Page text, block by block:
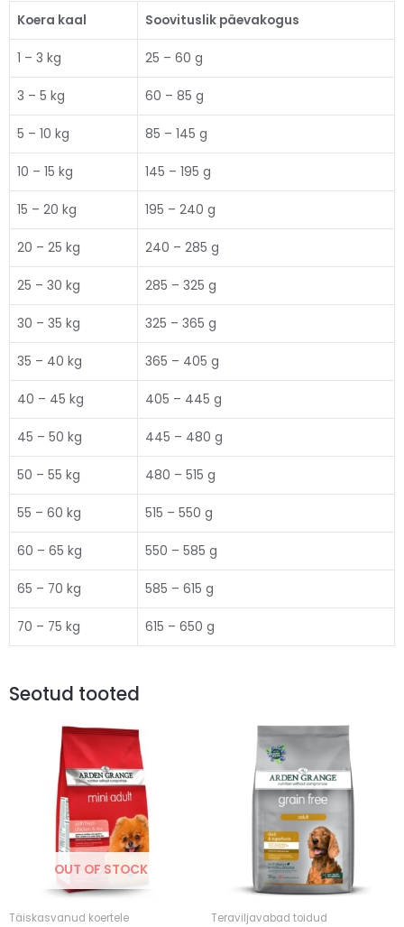
Koera kaal Soovituslik päevakogus
1 – 3 kg 25 – 60 g
3 – 5 kg 60 – 85 g
5 – 10 kg 85 – 145 g
10 – 15 kg 145 – 195 g
15 – 20 kg 195 – 240 g
20 – 25 kg 240 – 285 g
25 – 30 kg 285 – 325 g
30 – 35 kg 325 – 365 g
35 – 40 kg 365 – 405 g
40 – 45 kg 405 – 445 g
45 – 50 kg 445 – 480 g
50 – 55 kg 480 – 515 g
55 – 60 kg 515 – 550 g
60 – 65 kg 550 – 585 g
65 – 70 kg 585 – 615 g
70 – 75 kg 615 – 650 g
Seotud tooted
OUT OF STOCK
Täiskasvanud koertele Teraviljavabad toidud